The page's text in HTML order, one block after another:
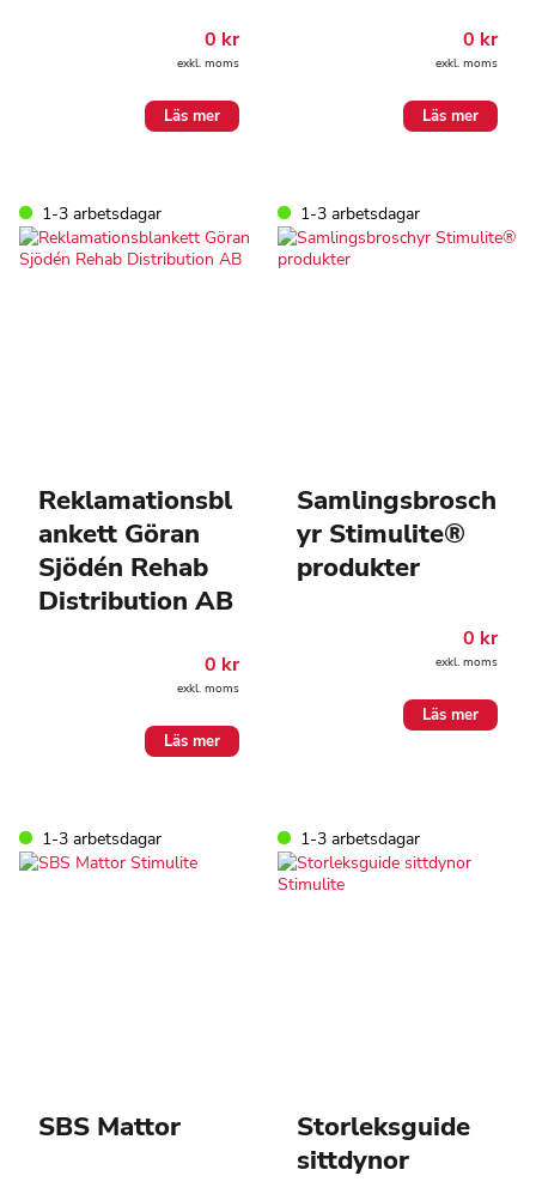
0 kr
exkl. moms
Läs mer
0 kr
exkl. moms
Läs mer
1-3 arbetsdagar
Reklamationsbl
ankett Göran
Sjödén Rehab
Distribution AB
0 kr
exkl. moms
Läs mer
1-3 arbetsdagar
Samlingsbrosch
yr Stimulite®
produkter
0 kr
exkl. moms
Läs mer
1-3 arbetsdagar
SBS Mattor
1-3 arbetsdagar
Storleksguide
sittdynor